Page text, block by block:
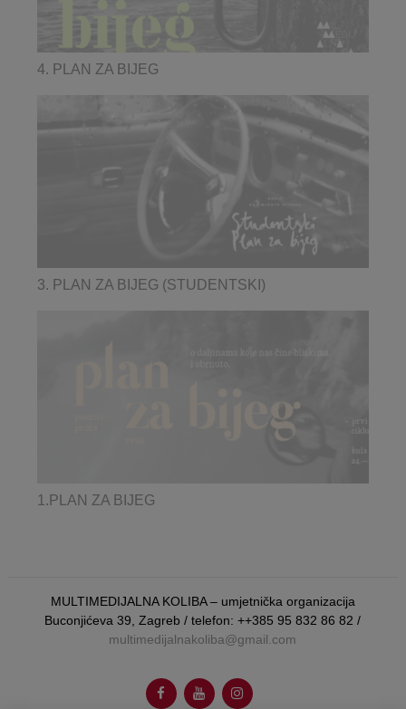
4. PLAN ZA BIJEG
3. PLAN ZA BIJEG (STUDENTSKI)
1.PLAN ZA BIJEG
MULTIMEDIJALNA KOLIBA – umjetnička organizacija
Buconjićeva 39, Zagreb / telefon: ++385 95 832 86 82 /
multimedijalnakoliba@gmail.com